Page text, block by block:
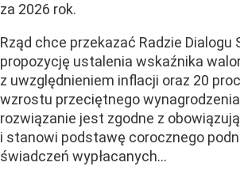
za 2026 rok.
Rząd chce przekazać Radzie Dialogu
propozycję ustalenia wskaźnika
z uwzględnieniem inflacji oraz 20
wzrostu przeciętnego
rozwiązanie jest zgodne z
i stanowi podstawę corocznego
świadczeń wypłacanych...